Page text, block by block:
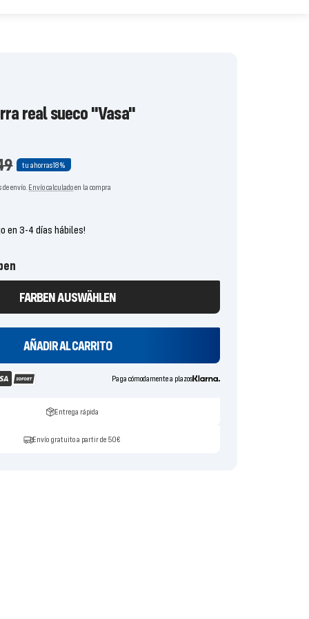
real sueco "Vasa"
tu ahorras18%
envío. Envío calculadoen la compra
en 3-4 días hábiles!
FARBEN AUSWÄHLEN
AÑADIR AL CARRITO
Paga cómodamente a plazos
Entrega rápida
Envío gratuito a partir de 50€